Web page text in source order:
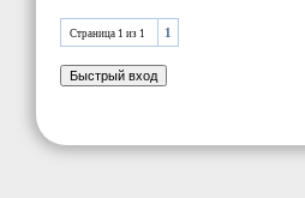
Страница 1 из 1 1